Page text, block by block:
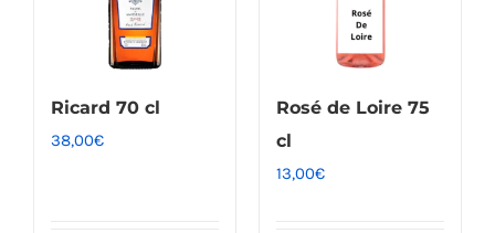
Ricard 70 cl
38,00€
Rosé de Loire 75
cl
13,00€